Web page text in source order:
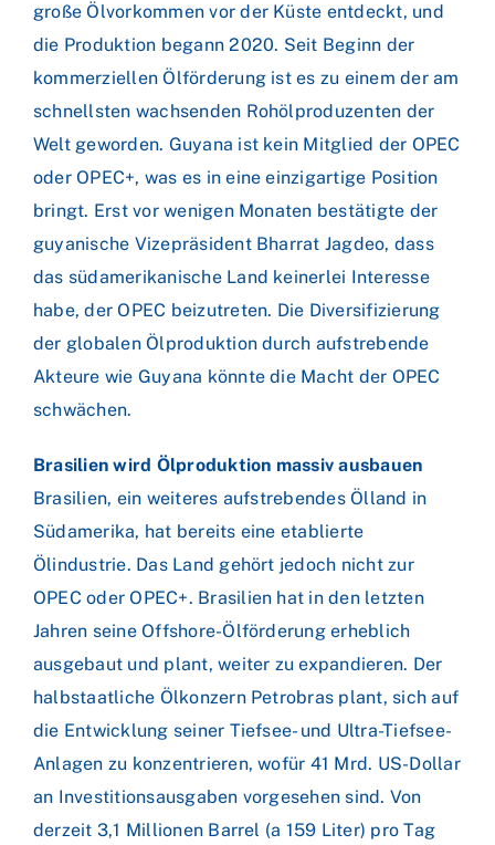
große Ölvorkommen vor der Küste entdeckt, und
die Produktion begann 2020. Seit Beginn der
kommerziellen Ölförderung ist es zu einem der am
schnellsten wachsenden Rohölproduzenten der
Welt geworden. Guyana ist kein Mitglied der OPEC
oder OPEC+, was es in eine einzigartige Position
bringt. Erst vor wenigen Monaten bestätigte der
guyanische Vizepräsident Bharrat Jagdeo, dass
das südamerikanische Land keinerlei Interesse
habe, der OPEC beizutreten. Die Diversifizierung
der globalen Ölproduktion durch aufstrebende
Akteure wie Guyana könnte die Macht der OPEC
schwächen.
Brasilien wird Ölproduktion massiv ausbauen
Brasilien, ein weiteres aufstrebendes Ölland in
Südamerika, hat bereits eine etablierte
Ölindustrie. Das Land gehört jedoch nicht zur
OPEC oder OPEC+. Brasilien hat in den letzten
Jahren seine Offshore-Ölförderung erheblich
ausgebaut und plant, weiter zu expandieren. Der
halbstaatliche Ölkonzern Petrobras plant, sich auf
die Entwicklung seiner Tiefsee- und Ultra-Tiefsee-
Anlagen zu konzentrieren, wofür 41 Mrd. US-Dollar
an Investitionsausgaben vorgesehen sind. Von
derzeit 3,1 Millionen Barrel (a 159 Liter) pro Tag